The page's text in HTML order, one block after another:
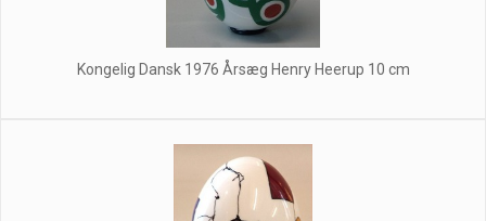
Kongelig Dansk 1976 Årsæg Henry Heerup 10 cm